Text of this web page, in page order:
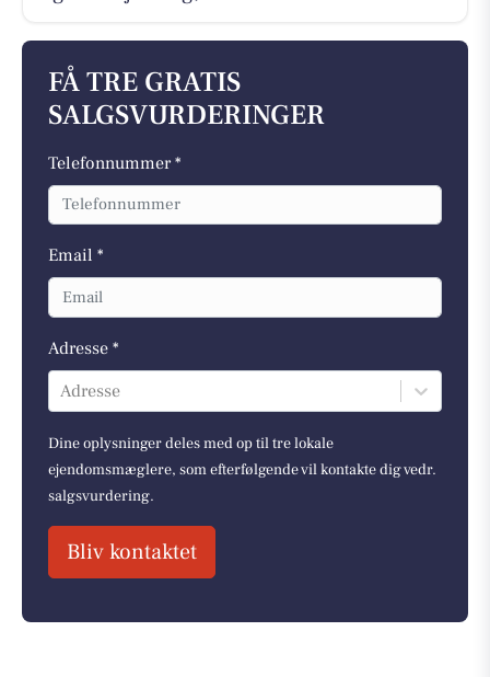
FÅ TRE GRATIS
SALGSVURDERINGER
Telefonnummer *
Email *
Adresse *
Adresse
Dine oplysninger deles med op til tre lokale
ejendomsmæglere, som efterfølgende vil kontakte dig vedr.
salgsvurdering.
Bliv kontaktet